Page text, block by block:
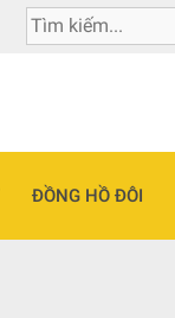
ĐỒNG HỒ ĐÔI